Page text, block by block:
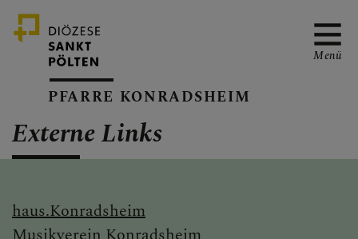
PFARRVERBAND-SEITE
GOTTESDIENSTORDNUN
PFARRE KONRADSHEIM
Menü
Externe Links
haus.Konradsheim